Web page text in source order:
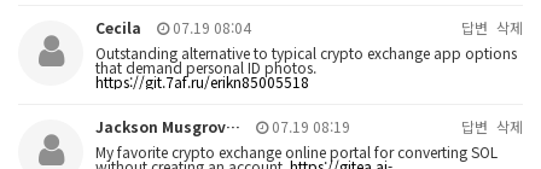
Cecila 07.19 08:04 답변 삭제
Outstanding alternative to typical crypto exchange app options
that demand personal ID photos.
https://git.7af.ru/erikn85005518
Jackson Musgrov… 07.19 08:19 답변 삭제
My favorite crypto exchange online portal for converting SOL